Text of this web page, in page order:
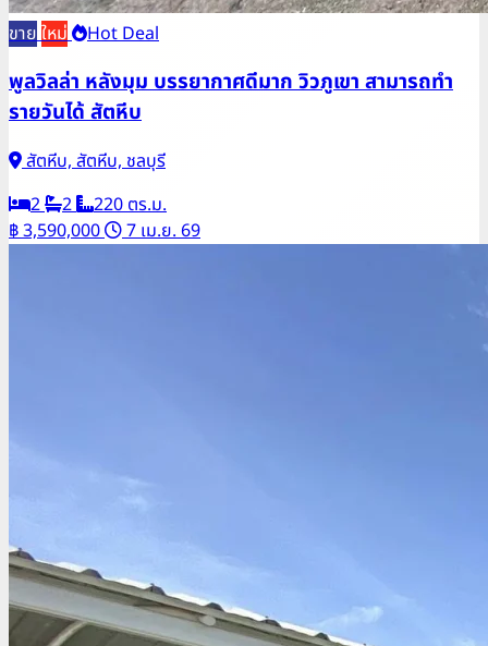
ขาย ใหม่ Hot Deal
พูลวิลล่า หลังมุม บรรยากาศดีมาก วิวภูเขา สามารถทำ
รายวันได้ สัตหีบ
สัตหีบ, สัตหีบ, ชลบุรี
2
2
220 ตร.ม.
฿ 3,590,000
7 เม.ย. 69